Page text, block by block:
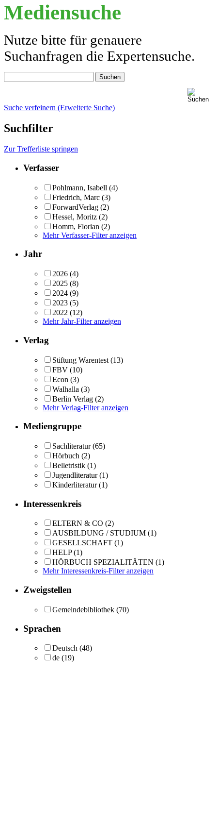
Mediensuche
Nutze bitte für genauere
Suchanfragen die Expertensuche.
Suche verfeinern (Erweiterte Suche)
Suchfilter
Zur Trefferliste springen
Verfasser
Pohlmann, Isabell (4)
Friedrich, Marc (3)
ForwardVerlag (2)
Hessel, Moritz (2)
Homm, Florian (2)
Mehr Verfasser-Filter anzeigen
Jahr
2026 (4)
2025 (8)
2024 (9)
2023 (5)
2022 (12)
Mehr Jahr-Filter anzeigen
Verlag
Stiftung Warentest (13)
FBV (10)
Econ (3)
Walhalla (3)
Berlin Verlag (2)
Mehr Verlag-Filter anzeigen
Mediengruppe
Sachliteratur (65)
Hörbuch (2)
Belletristik (1)
Jugendliteratur (1)
Kinderliteratur (1)
Interessenkreis
ELTERN & CO (2)
AUSBILDUNG / STUDIUM (1)
GESELLSCHAFT (1)
HELP (1)
HÖRBUCH SPEZIALITÄTEN (1)
Mehr Interessenkreis-Filter anzeigen
Zweigstellen
Gemeindebibliothek (70)
Sprachen
Deutsch (48)
de (19)